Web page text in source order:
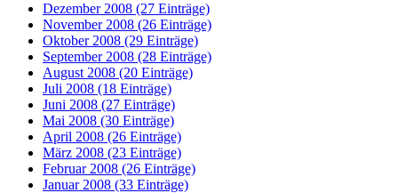
Dezember 2008 (27 Einträge)
November 2008 (26 Einträge)
Oktober 2008 (29 Einträge)
September 2008 (28 Einträge)
August 2008 (20 Einträge)
Juli 2008 (18 Einträge)
Juni 2008 (27 Einträge)
Mai 2008 (30 Einträge)
April 2008 (26 Einträge)
März 2008 (23 Einträge)
Februar 2008 (26 Einträge)
Januar 2008 (33 Einträge)